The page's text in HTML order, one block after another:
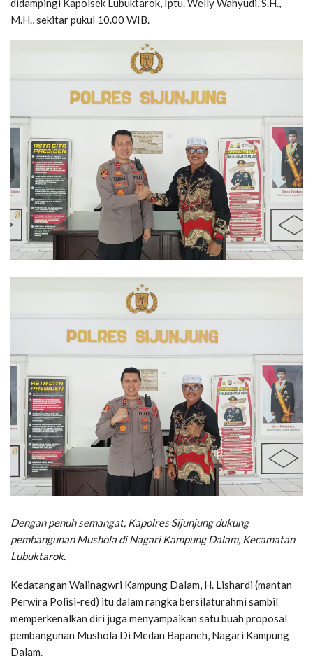
didampingi Kapolsek Lubuktarok, Iptu. Welly Wahyudi, S.H.,
M.H., sekitar pukul 10.00 WIB.
Dengan penuh semangat, Kapolres Sijunjung dukung
pembangunan Mushola di Nagari Kampung Dalam, Kecamatan
Lubuktarok.
Kedatangan Walinagwri Kampung Dalam, H. Lishardi (mantan
Perwira Polisi-red) itu dalam rangka bersilaturahmi sambil
memperkenalkan diri juga menyampaikan satu buah proposal
pembangunan Mushola Di Medan Bapaneh, Nagari Kampung
Dalam.